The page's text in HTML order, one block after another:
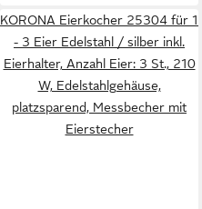
KORONA Eierkocher 25304 für 1
- 3 Eier Edelstahl / silber inkl.
Eierhalter, Anzahl Eier: 3 St., 210
W, Edelstahlgehäuse,
platzsparend, Messbecher mit
Eierstecher